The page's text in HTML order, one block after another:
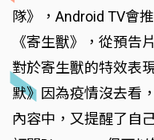
隊》，Android TV會
《寄生獸》，從預告
對於寄生獸的特效表
默》因為疫情沒去看
內容中，又提醒了自